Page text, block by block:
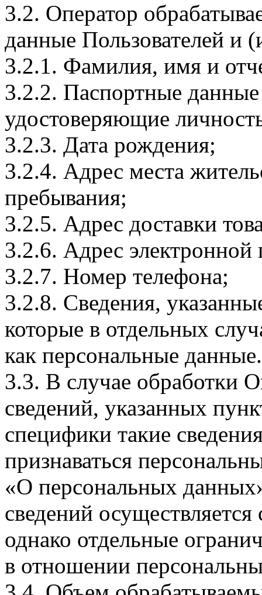
3.2. Оператор
данные Пользователей и
3.2.1. Фамилия, имя и
3.2.2. Паспортные
удостоверяющие
3.2.3. Дата рождения;
3.2.4. Адрес места
пребывания;
3.2.5. Адрес доставки
3.2.6. Адрес электронной
3.2.7. Номер телефона;
3.2.8. Сведения,
которые в отдельных
как персональные данные.
3.3. В случае обработки
сведений, указанных
специфики такие
признаваться
«О персональных
сведений
однако отдельные
в отношении